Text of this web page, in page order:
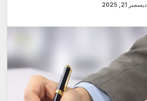
ديسمبر 21, 2025